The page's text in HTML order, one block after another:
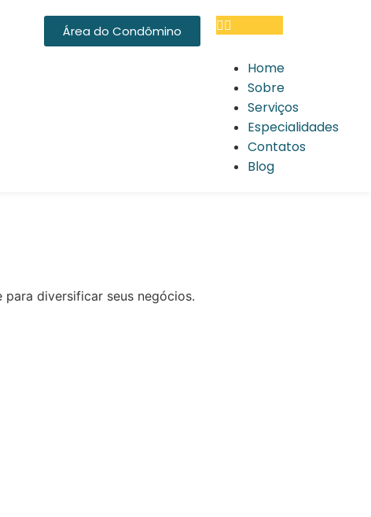
Área do Condômino
Home
Sobre
Serviços
Especialidades
Contatos
Blog
diversificar seus negócios.